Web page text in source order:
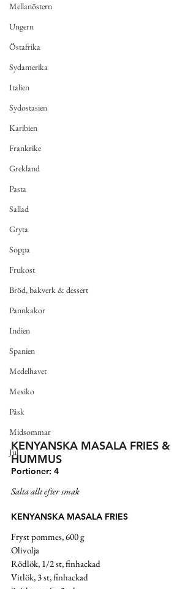
Mellanöstern
Ungern
Östafrika
Sydamerika
Italien
Sydostasien
Karibien
Frankrike
Grekland
Pasta
Sallad
Gryta
Soppa
Frukost
Bröd, bakverk & dessert
Pannkakor
Indien
Spanien
Medelhavet
Mexiko
Påsk
Midsommar
Jul
KENYANSKA MASALA FRIES &
HUMMUS
Portioner: 4
Salta allt efter smak
KENYANSKA MASALA FRIES
Fryst pommes, 600 g
Olivolja
Rödlök, 1/2 st, finhackad
Vitlök, 3 st, finhackad